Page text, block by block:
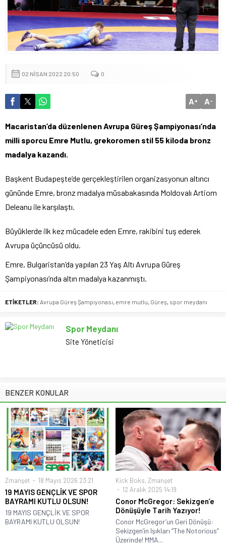
02 NISAN 2022 20:50 0
A+ A-
Macaristan’da düzenlenen Avrupa Güreş Şampiyonası’nda
milli sporcu Emre Mutlu, grekoromen stil 55 kiloda bronz
madalya kazandı.
Başkent Budapeşte’de gerçekleştirilen organizasyonun altıncı
gününde Emre, bronz madalya müsabakasında Moldovalı Artiom
Deleanu ile karşılaştı.
Büyüklerde ilk kez mücadele eden Emre, rakibini tuş ederek
Avrupa üçüncüsü oldu.
Emre, Bulgaristan’da yapılan 23 Yaş Altı Avrupa Güreş
Şampiyonası’nda altın madalya kazanmıştı.
ETİKETLER: Avrupa Güreş Şampiyonası emre mutlu Güreş spor meydanı
Spor Meydanı
Site Yöneticisi
BENZER KONULAR
Zmanşet 18 Mayıs 2026 23:21
19 MAYIS GENÇLİK VE SPOR
BAYRAMI KUTLU OLSUN!
19 MAYIS GENÇLİK VE SPOR
BAYRAMI KUTLU OLSUN!
Kick Boks, Zmanşet
12 Aralık 2025 14:19
Conor McGregor: Sekizgen’e
Dönüşüyle Tarih Yazıyor!
Conor McGregor’un Geri Dönüşü:
Sekizgen’in Işıkları “The Notorious”
Üzerinde! MMA...